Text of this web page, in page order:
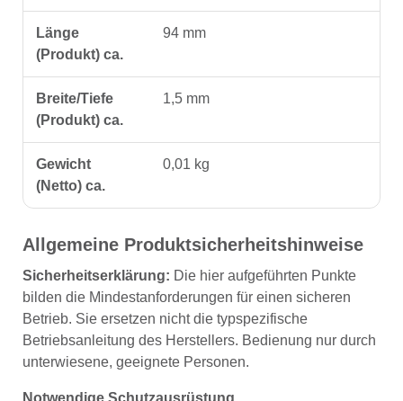
Länge
(Produkt) ca.
94 mm
Breite/Tiefe
(Produkt) ca.
1,5 mm
Gewicht
(Netto) ca.
0,01 kg
Allgemeine Produktsicherheitshinweise
Sicherheitserklärung: Die hier aufgeführten Punkte
bilden die Mindestanforderungen für einen sicheren
Betrieb. Sie ersetzen nicht die typspezifische
Betriebsanleitung des Herstellers. Bedienung nur durch
unterwiesene, geeignete Personen.
Notwendige Schutzausrüstung